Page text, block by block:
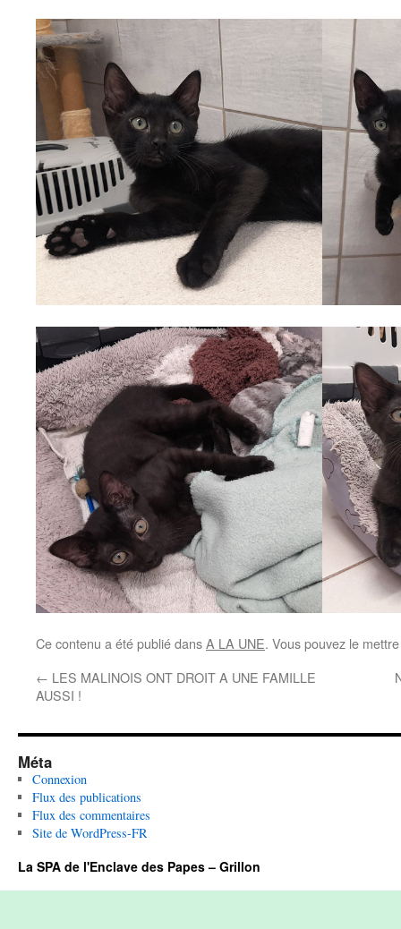
Ce contenu a été publié dansA LA UNE. Vous pouvez le
← LES MALINOIS ONT DROIT A UNE FAMILLE
AUSSI !
Méta
Connexion
Flux des publications
Flux des commentaires
Site de WordPress-FR
La SPA de l'Enclave des Papes – Grillon